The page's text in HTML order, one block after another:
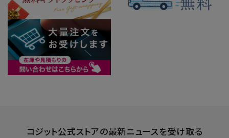
コジット公式ストアの最新ニュースを受け取る